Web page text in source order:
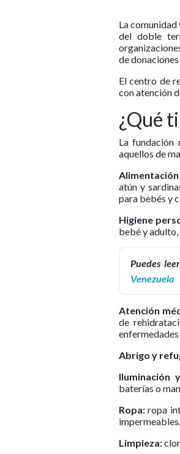
La
del doble
de
El centro de
con atención
¿Qué
La fundación
aquellos de
atún y
para bebés y
Higiene
bebé y
Puedes
Venezuela
Atención
de
Abrigo y
Iluminación
baterías o
Ropa: ropa
impermeables.
Limpieza: